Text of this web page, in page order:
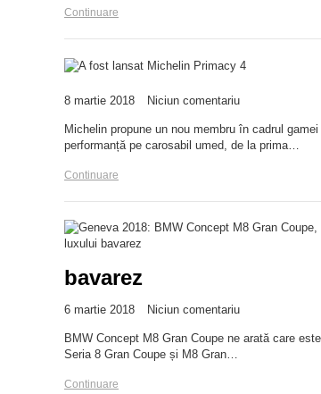
Continuare
8 martie 2018 Niciun comentariu
Michelin propune un nou membru în cadrul
performanță pe carosabil umed, de la prima…
Continuare
bavarez
6 martie 2018 Niciun comentariu
BMW Concept M8 Gran Coupe ne arată care
Seria 8 Gran Coupe și M8 Gran…
Continuare